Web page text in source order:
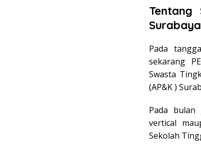
Tentang
Surabaya
Pada
sekarang
Swasta
(AP&K )
Pada bulan
vertical
Sekolah